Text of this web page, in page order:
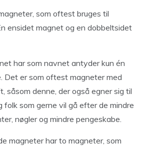
som oftest bruges til
ensidet magnet og en dobbeltsidet
har som navnet antyder kun én
Det er som oftest magneter med
såsom denne, der også egner sig til
folk som gerne vil gå efter de mindre
nøgler og mindre pengeskabe.
magneter har to magneter, som